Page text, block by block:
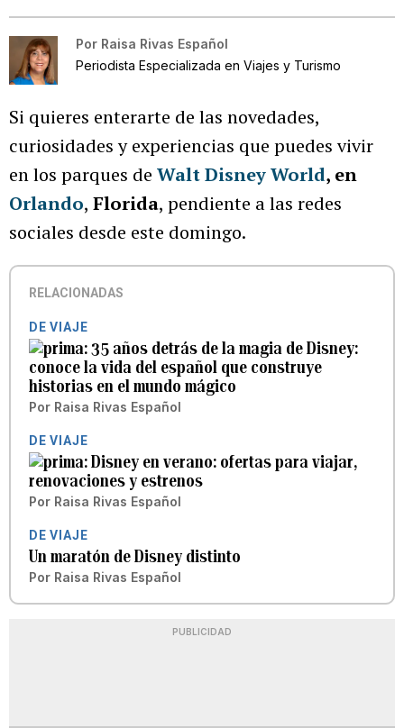
Por Raisa Rivas Español
Periodista Especializada en Viajes y Turismo
Si quieres enterarte de las novedades,
curiosidades y experiencias que puedes vivir
en los parques de Walt Disney World, en
Orlando, Florida, pendiente a las redes
sociales desde este domingo.
RELACIONADAS
DE VIAJE
35 años detrás de la magia de Disney:
conoce la vida del español que construye
historias en el mundo mágico
Por Raisa Rivas Español
DE VIAJE
Disney en verano: ofertas para viajar,
renovaciones y estrenos
Por Raisa Rivas Español
DE VIAJE
Un maratón de Disney distinto
Por Raisa Rivas Español
PUBLICIDAD